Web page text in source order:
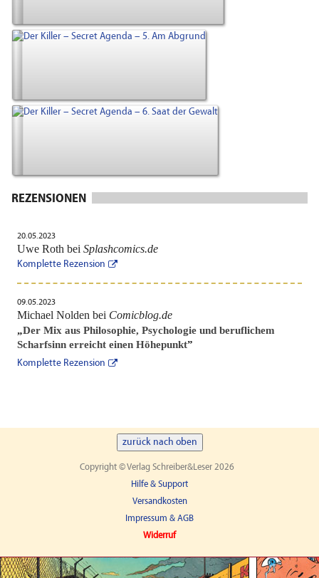
REZENSIONEN
20.05.2023
Uwe Roth bei Splashcomics.de
Komplette Rezension
09.05.2023
Michael Nolden bei Comicblog.de
„Der Mix aus Philosophie, Psychologie und beruflichem
Scharfsinn erreicht einen Höhepunkt”
Komplette Rezension
zurück nach oben
Copyright © Verlag Schreiber&Leser 2026
Hilfe & Support
Versandkosten
Impressum & AGB
Widerruf